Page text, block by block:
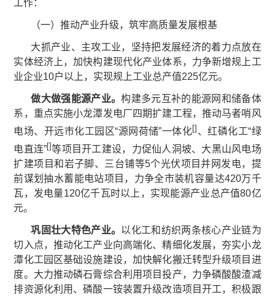
工作：
（一）推动产业升级，筑牢高质量发展根基
大抓产业、主攻工业，坚持把发展经济的着力点放在
实体经济上，加快构建现代化产业体系，力争新增规上工
业企业10户以上，实现规上工业总产值225亿元。
做大做强能源产业。构建多元互补的能源网和储备体
系，重点实施小龙潭发电厂四期扩建工程，推动马者哨风
电场、开远市化工园区“源网荷储”一体化[] 、红磷化工“绿
电直连”[]等项目开工建设，力促仙人洞坡、大黑山风电场
扩建项目和岩子脚、三台铺等5个光伏项目并网发电，提
前谋划抽水蓄能电站项目，力争全市装机容量达420万千
瓦，发电量120亿千瓦时以上，实现能源产业总产值80亿
元。
巩固壮大特色产业。 以化工和纺织两条核心产业链为
切入点，推动化工产业向高端化、精细化发展，夯实小龙
潭化工园区基础设施建设，加快解化搬迁转型升级项目进
度。大力推动磷石膏综合利用项目投产，力争磷酸酸渣减
排资源化利用、磷酸一铵装置升级改造项目开工，积极跟